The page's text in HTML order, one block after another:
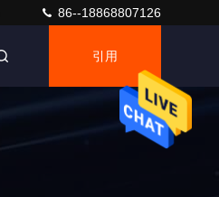
86--18868807126
引用